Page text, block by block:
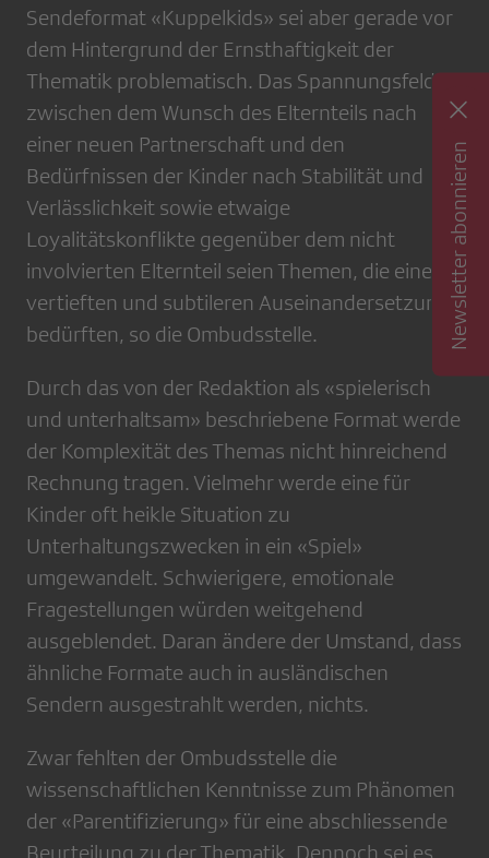
Sendeformat «Kuppelkids» sei aber gerade vor
dem Hintergrund der Ernsthaftigkeit der
Thematik problematisch. Das Spannungsfeld
zwischen dem Wunsch des Elternteils nach
einer neuen Partnerschaft und den
Bedürfnissen der Kinder nach Stabilität und
Verlässlichkeit sowie etwaige
Loyalitätskonflikte gegenüber dem nicht
involvierten Elternteil seien Themen, die einer
vertieften und subtileren Auseinandersetzung
bedürften, so die Ombudsstelle.
Durch das von der Redaktion als «spielerisch
und unterhaltsam» beschriebene Format werde
der Komplexität des Themas nicht hinreichend
Rechnung tragen. Vielmehr werde eine für
Kinder oft heikle Situation zu
Unterhaltungszwecken in ein «Spiel»
umgewandelt. Schwierigere, emotionale
Fragestellungen würden weitgehend
ausgeblendet. Daran ändere der Umstand, dass
ähnliche Formate auch in ausländischen
Sendern ausgestrahlt werden, nichts.
Zwar fehlten der Ombudsstelle die
wissenschaftlichen Kenntnisse zum Phänomen
der «Parentifizierung» für eine abschliessende
Beurteilung zu der Thematik. Dennoch sei es
Newsletter abonnieren